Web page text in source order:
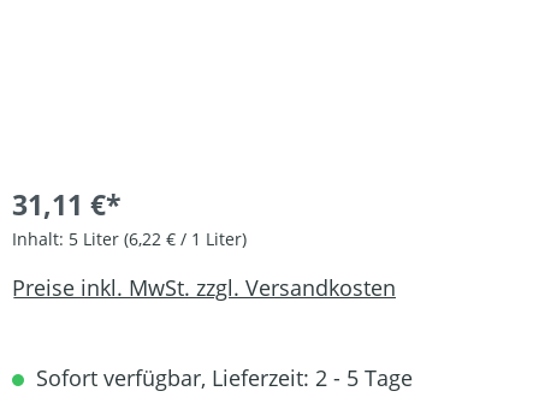
31,11 €*
Inhalt: 5 Liter (6,22 € / 1 Liter)
Preise inkl. MwSt. zzgl. Versandkosten
Sofort verfügbar, Lieferzeit: 2 - 5 Tage